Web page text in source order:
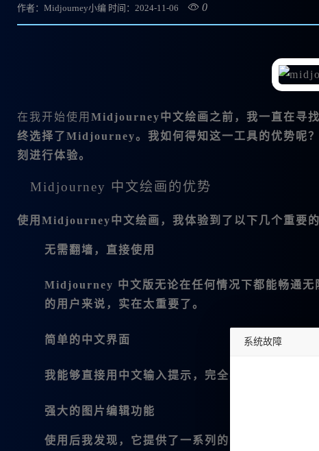
作者：Midjourney小编 时间：2024-11-06 0
在我开始使用 Midjourney中文绘画之前，我一直在寻
终选择了Midjourney。我如何得知这一工具的优势呢？
刻进行体验。
Midjourney 中文绘画的优势
使用Midjourney中文绘画，我体验到了以下几个重要的
无需翻墙，直接使用
Midjourney 中文版无论在任何情况下都能畅通无
的用户来说，实在太重要了。
简单的中文界面
我能够直接用中文输入提示，完全不用担心语言
强大的图片编辑功能
使用后我发现，它提供了一系列的图片编辑功能
系统故障